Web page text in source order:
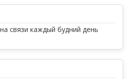
связи каждый будний день